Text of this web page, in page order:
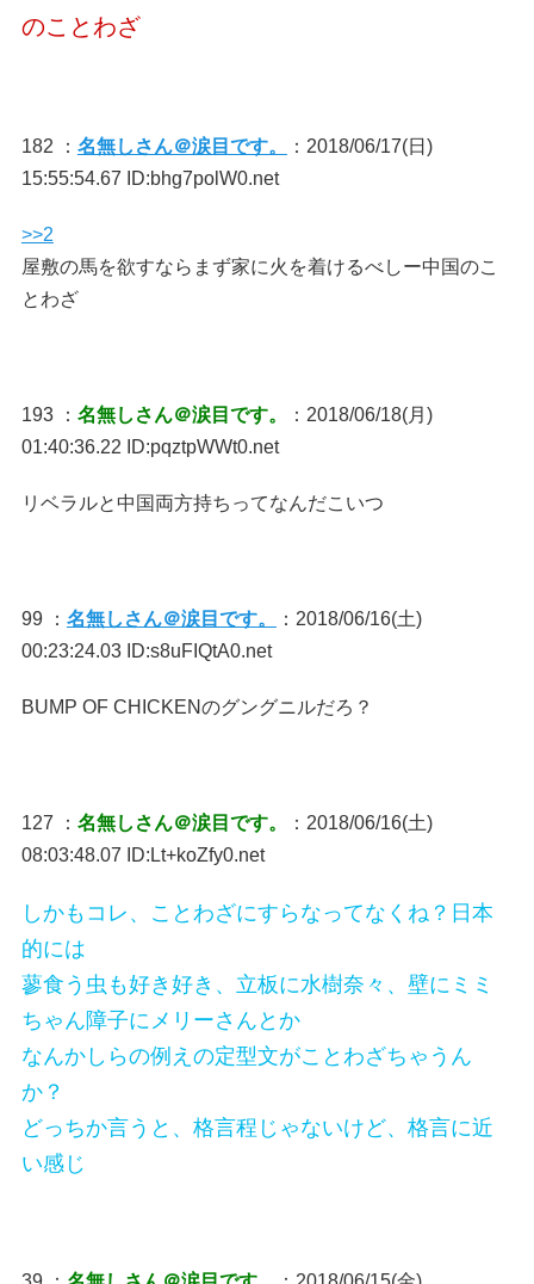
のことわざ
182 ： 名無しさん＠涙目です。
：2018/06/17(日)
15:55:54.67 ID:bhg7polW0.net
>>2
屋敷の馬を欲すならまず家に火を着けるべしー中国のこ
とわざ
193 ： 名無しさん＠涙目です。
：2018/06/18(月)
01:40:36.22 ID:pqztpWWt0.net
リベラルと中国両方持ちってなんだこいつ
99 ： 名無しさん＠涙目です。
：2018/06/16(土)
00:23:24.03 ID:s8uFIQtA0.net
BUMP OF CHICKENのグングニルだろ？
127 ： 名無しさん＠涙目です。
：2018/06/16(土)
08:03:48.07 ID:Lt+koZfy0.net
しかもコレ、ことわざにすらなってなくね？日本
的には
蓼食う虫も好き好き、立板に水樹奈々、壁にミミ
ちゃん障子にメリーさんとか
なんかしらの例えの定型文がことわざちゃうん
か？
どっちか言うと、格言程じゃないけど、格言に近
い感じ